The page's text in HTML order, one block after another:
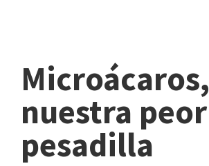
Microácaros,
nuestra peor
pesadilla